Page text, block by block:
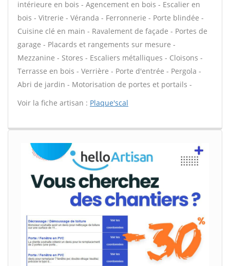
intérieure en bois - Agencement en bois - Escalier en
bois - Vitrerie - Véranda - Ferronnerie - Porte blindée -
Cuisine clé en main - Ravalement de façade - Portes de
garage - Placards et rangements sur mesure -
Mezzanine - Stores - Escaliers métalliques - Cloisons -
Terrasse en bois - Verrière - Porte d'entrée - Pergola -
Abri de jardin - Motorisation de portes et portails -
Voir la fiche artisan : Plaque'scal